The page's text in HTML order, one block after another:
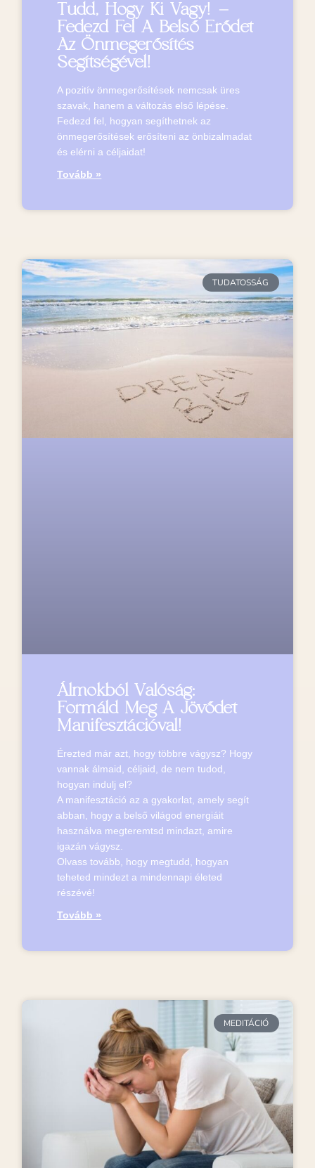
Tudd, Hogy Ki Vagy! –
Fedezd Fel A Belső Erődet
Az Önmegerősítés
Segítségével!
A pozitív önmegerősítések nemcsak üres
szavak, hanem a változás első lépése.
Fedezd fel, hogyan segíthetnek az
önmegerősítések erősíteni az önbizalmadat
és elérni a céljaidat!
Tovább »
TUDATOSSÁG
Álmokból Valóság:
Formáld Meg A Jövődet
Manifesztációval!
Érezted már azt, hogy többre vágysz? Hogy
vannak álmaid, céljaid, de nem tudod,
hogyan indulj el?
A manifesztáció az a gyakorlat, amely segít
abban, hogy a belső világod energiáit
használva megteremtsd mindazt, amire
igazán vágysz.
Olvass tovább, hogy megtudd, hogyan
teheted mindezt a mindennapi életed
részévé!
Tovább »
MEDITÁCIÓ